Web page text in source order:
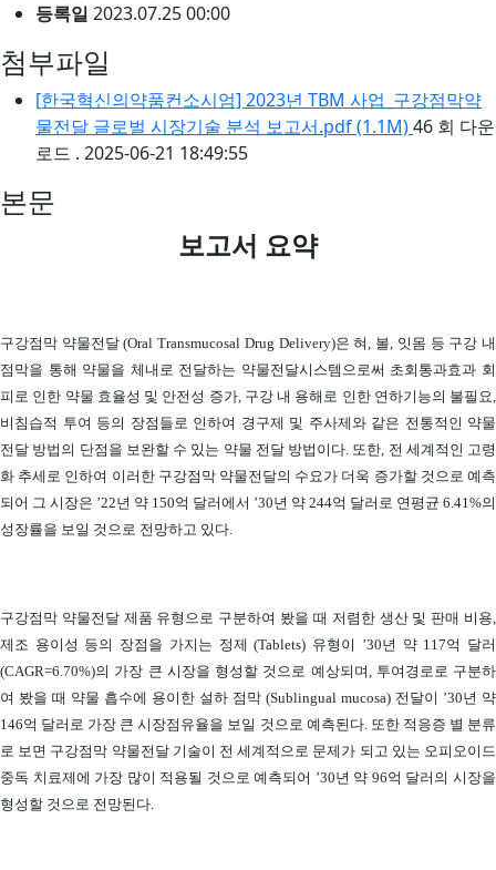
등록일 2023.07.25 00:00
첨부파일
[한국혁신의약품컨소시엄] 2023년 TBM 사업_구강점막약
물전달 글로벌 시장기술 분석 보고서.pdf (1.1M)46 회 다운
로드 . 2025-06-21 18:49:55
본문
보고서 요약
구강점막 약물전달 (Oral Transmucosal Drug Delivery)은 혀, 볼, 잇몸 등 구강 내
점막을 통해 약물을 체내로 전달하는 약물전달시스템으로써 초회통과효과 회
피로 인한 약물 효율성 및 안전성 증가, 구강 내 용해로 인한 연하기능의 불필요,
비침습적 투여 등의 장점들로 인하여 경구제 및 주사제와 같은 전통적인 약물
전달 방법의 단점을 보완할 수 있는 약물 전달 방법이다. 또한, 전 세계적인 고령
화 추세로 인하여 이러한 구강점막 약물전달의 수요가 더욱 증가할 것으로 예측
되어 그 시장은 ’22년 약 150억 달러에서 ’30년 약 244억 달러로 연평균 6.41%의
성장률을 보일 것으로 전망하고 있다.
구강점막 약물전달 제품 유형으로 구분하여 봤을 때 저렴한 생산 및 판매 비용,
제조 용이성 등의 장점을 가지는 정제 (Tablets) 유형이 ’30년 약 117억 달러
(CAGR=6.70%)의 가장 큰 시장을 형성할 것으로 예상되며, 투여경로로 구분하
여 봤을 때 약물 흡수에 용이한 설하 점막 (Sublingual mucosa) 전달이 ’30년 약
146억 달러로 가장 큰 시장점유율을 보일 것으로 예측된다. 또한 적응증 별 분류
로 보면 구강점막 약물전달 기술이 전 세계적으로 문제가 되고 있는 오피오이드
중독 치료제에 가장 많이 적용될 것으로 예측되어 ’30년 약 96억 달러의 시장을
형성할 것으로 전망된다.